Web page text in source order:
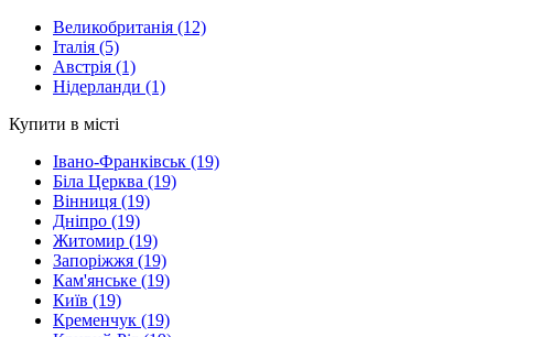
Великобританія (12)
Італія (5)
Австрія (1)
Нідерланди (1)
Купити в місті
Івано-Франківськ (19)
Біла Церква (19)
Вінниця (19)
Дніпро (19)
Житомир (19)
Запоріжжя (19)
Кам'янське (19)
Київ (19)
Кременчук (19)